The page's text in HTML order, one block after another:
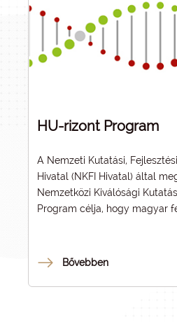
HU-rizont Program
A Nemzeti Kutatási,
Hivatal (NKFI Hivatal) által
Nemzetközi Kiválósági
Program célja, hogy magyar
támogasson, amelyek a
nemzetközi közösség
Bővebben